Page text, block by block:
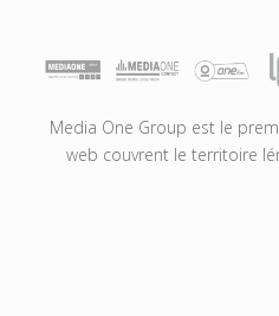
Media One Group est le
web couvrent le territoire